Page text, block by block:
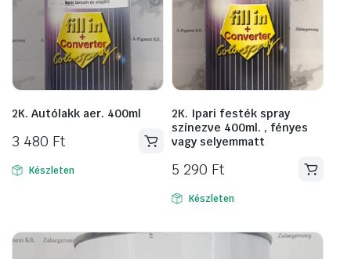
2K. Autólakk aer. 400ml
3 480 Ft
Készleten
2K. Ipari festék spray
színezve 400ml. , fényes
vagy selyemmatt
5 290 Ft
Készleten